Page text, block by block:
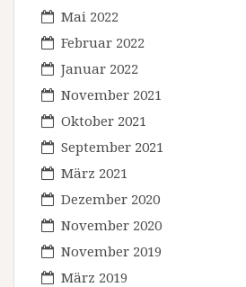
Mai 2022
Februar 2022
Januar 2022
November 2021
Oktober 2021
September 2021
März 2021
Dezember 2020
November 2020
November 2019
März 2019